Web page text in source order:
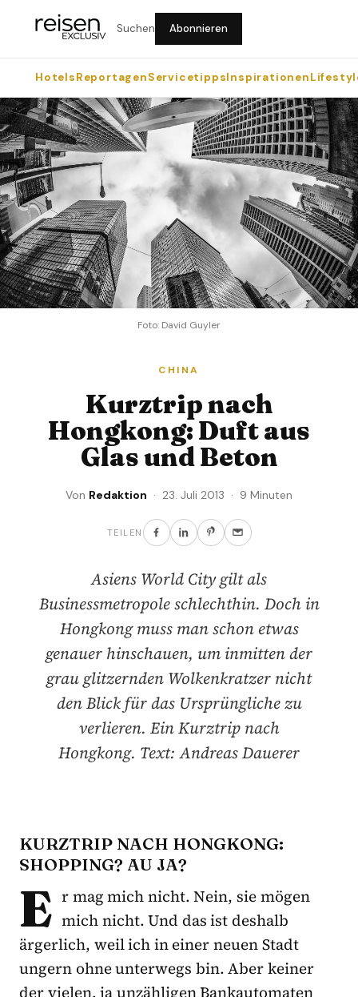
Suchen Abonnieren
HotelsReportagenServicetippsInspirationen
Foto: David Guyler
CHINA
Kurztrip nach
Hongkong: Duft aus
Glas und Beton
Von Redaktion · 23. Juli 2013 · 9 Minuten
TEILEN
Asiens World City gilt als
Businessmetropole schlechthin. Doch in
Hongkong muss man schon etwas
genauer hinschauen, um inmitten der
grau glitzernden Wolkenkratzer nicht
den Blick für das Ursprüngliche zu
verlieren. Ein Kurztrip nach
Hongkong. Text: Andreas Dauerer
KURZTRIP NACH HONGKONG:
SHOPPING? AU JA?
E r mag mich nicht. Nein, sie mögen
mich nicht. Und das ist deshalb
ärgerlich, weil ich in einer neuen Stadt
ungern ohne unterwegs bin. Aber keiner
der vielen, ja unzähligen Bankautomaten